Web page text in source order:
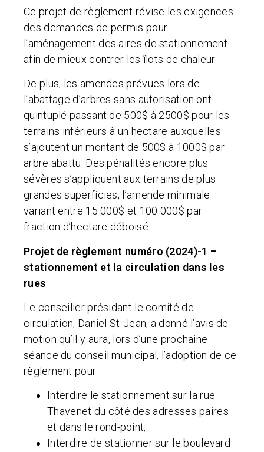
Ce projet de règlement révise les exigences
des demandes de permis pour
l’aménagement des aires de stationnement
afin de mieux contrer les îlots de chaleur.
De plus, les amendes prévues lors de
l’abattage d’arbres sans autorisation ont
quintuplé passant de 500$ à 2500$ pour les
terrains inférieurs à un hectare auxquelles
s’ajoutent un montant de 500$ à 1000$ par
arbre abattu. Des pénalités encore plus
sévères s’appliquent aux terrains de plus
grandes superficies, l’amende minimale
variant entre 15 000$ et 100 000$ par
fraction d’hectare déboisé.
Projet de règlement numéro (2024)-1 –
stationnement et la circulation dans les
rues
Le conseiller présidant le comité de
circulation, Daniel St-Jean, a donné l’avis de
motion qu’il y aura, lors d’une prochaine
séance du conseil municipal, l’adoption de ce
règlement pour :
Interdire le stationnement sur la rue
Thavenet du côté des adresses paires
et dans le rond-point,
Interdire de stationner sur le boulevard